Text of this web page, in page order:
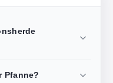
Pfanne?